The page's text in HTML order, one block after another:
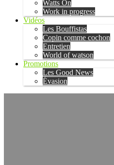
Watts On
Work in progress
Vidéos
Les Bouffistas
Copin comme cochon
Entretien
World of watson
Promotions
Les Good News
Évasion